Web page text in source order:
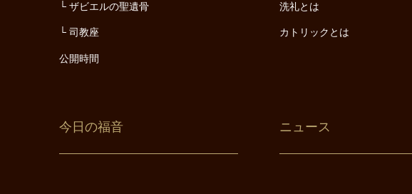
ザビエルの聖遺骨
司教座
公開時間
洗礼とは
カトリックとは
今日の福音 ニュース